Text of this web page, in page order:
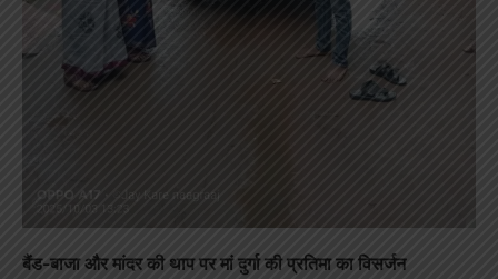
बैंड-बाजा और मांदर की थाप पर मां दुर्गा की प्रतिमा का विसर्जन